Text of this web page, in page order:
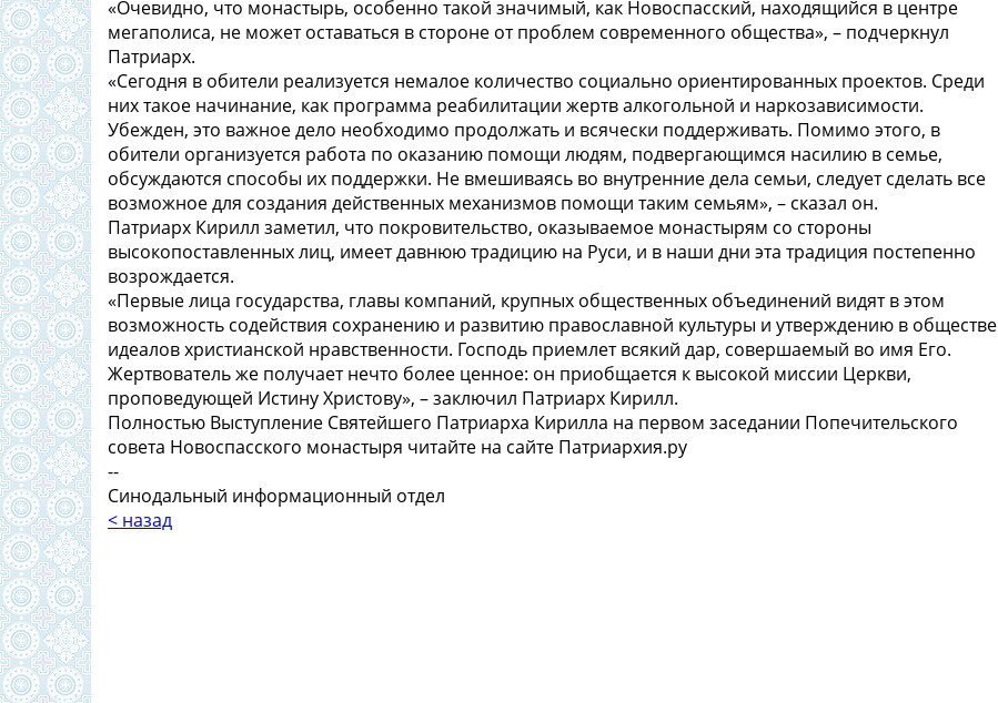
«Очевидно, что монастырь, особенно такой значимый, как Новоспасский, находящийся в центре
мегаполиса, не может оставаться в стороне от проблем современного общества», – подчеркнул
Патриарх.
«Сегодня в обители реализуется немалое количество социально ориентированных проектов. Среди
них такое начинание, как программа реабилитации жертв алкогольной и наркозависимости.
Убежден, это важное дело необходимо продолжать и всячески поддерживать. Помимо этого, в
обители организуется работа по оказанию помощи людям, подвергающимся насилию в семье,
обсуждаются способы их поддержки. Не вмешиваясь во внутренние дела семьи, следует сделать все
возможное для создания действенных механизмов помощи таким семьям», – сказал он.
Патриарх Кирилл заметил, что покровительство, оказываемое монастырям со стороны
высокопоставленных лиц, имеет давнюю традицию на Руси, и в наши дни эта традиция постепенно
возрождается.
«Первые лица государства, главы компаний, крупных общественных объединений видят в этом
возможность содействия сохранению и развитию православной культуры и утверждению в обществе
идеалов христианской нравственности. Господь приемлет всякий дар, совершаемый во имя Его.
Жертвователь же получает нечто более ценное: он приобщается к высокой миссии Церкви,
проповедующей Истину Христову», – заключил Патриарх Кирилл.
Полностью Выступление Святейшего Патриарха Кирилла на первом заседании Попечительского
совета Новоспасского монастыря читайте на сайте Патриархия.ру
--
Синодальный информационный отдел
< назад